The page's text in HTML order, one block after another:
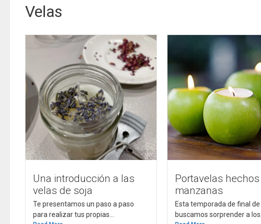
Velas
Una introducción a las
velas de soja
Te presentamos un paso a paso
para realizar tus propias...
Portavelas
manzanas
Esta temporada de final de
buscamos sorprender a los...